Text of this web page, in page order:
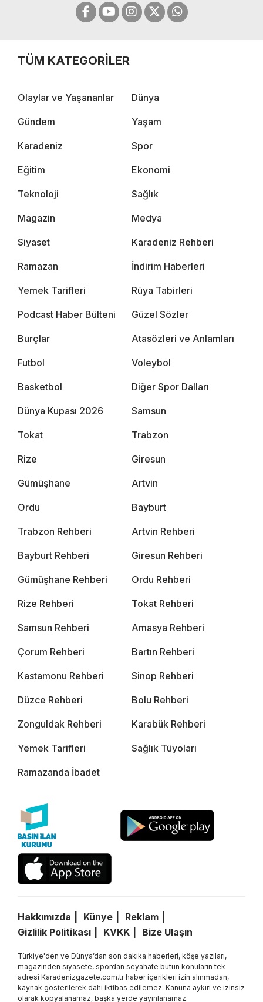
TÜM KATEGORİLER
Olaylar ve Yaşananlar Dünya
Gündem Yaşam
Karadeniz Spor
Eğitim Ekonomi
Teknoloji Sağlık
Magazin Medya
Siyaset Karadeniz Rehberi
Ramazan İndirim Haberleri
Yemek Tarifleri Rüya Tabirleri
Podcast Haber Bülteni Güzel Sözler
Burçlar Atasözleri ve Anlamları
Futbol Voleybol
Basketbol Diğer Spor Dalları
Dünya Kupası 2026 Samsun
Tokat Trabzon
Rize Giresun
Gümüşhane Artvin
Ordu Bayburt
Trabzon Rehberi Artvin Rehberi
Bayburt Rehberi Giresun Rehberi
Gümüşhane Rehberi Ordu Rehberi
Rize Rehberi Tokat Rehberi
Samsun Rehberi Amasya Rehberi
Çorum Rehberi Bartın Rehberi
Kastamonu Rehberi Sinop Rehberi
Düzce Rehberi Bolu Rehberi
Zonguldak Rehberi Karabük Rehberi
Yemek Tarifleri Sağlık Tüyoları
Ramazanda İbadet
Hakkımızda Künye
Reklam
Gizlilik Politikası
KVKK Bize Ulaşın
Türkiye'den ve Dünya’dan son dakika haberleri, köşe yazıları,
magazinden siyasete, spordan seyahate bütün konuların tek
adresi Karadenizgazete.com.tr haber içerikleri izin alınmadan,
kaynak gösterilerek dahi iktibas edilemez. Kanuna aykırı ve izinsiz
olarak kopyalanamaz, başka yerde yayınlanamaz.